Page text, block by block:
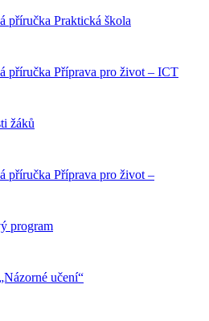
příručka Praktická škola
příručka Příprava pro život – ICT
žáků
příručka Příprava pro život –
program
učení“